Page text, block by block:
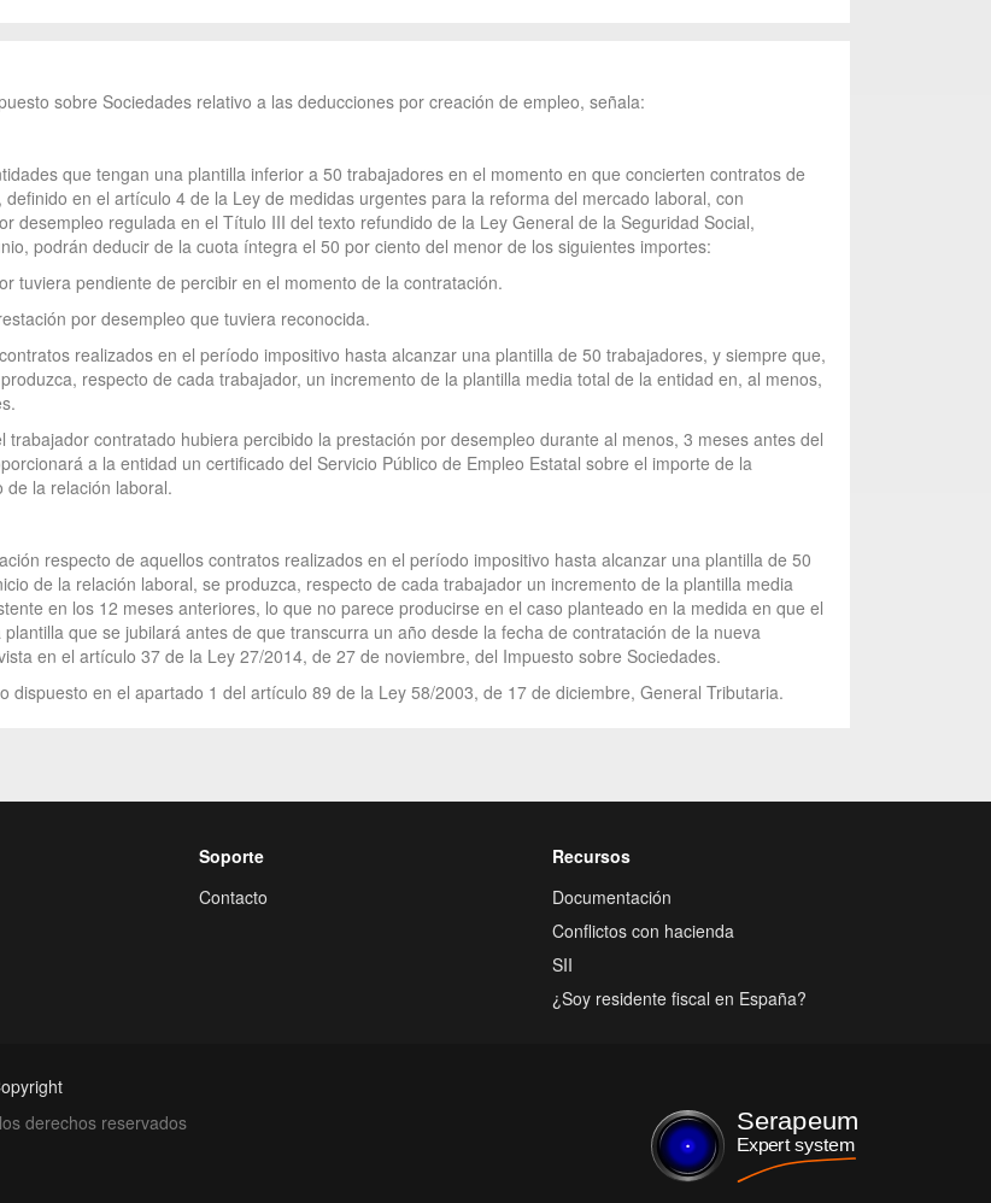
sobre Sociedades relativo a las deducciones por creación de empleo, señala:
que tengan una plantilla inferior a 50 trabajadores en el momento en que concierten contratos de
en el artículo 4 de la Ley de medidas urgentes para la reforma del mercado laboral, con
desempleo regulada en el Título III del texto refundido de la Ley General de la Seguridad Social,
podrán deducir de la cuota íntegra el 50 por ciento del menor de los siguientes importes:
tuviera pendiente de percibir en el momento de la contratación.
por desempleo que tuviera reconocida.
realizados en el período impositivo hasta alcanzar una plantilla de 50 trabajadores, y siempre que,
respecto de cada trabajador, un incremento de la plantilla media total de la entidad en, al menos,
contratado hubiera percibido la prestación por desempleo durante al menos, 3 meses antes del
a la entidad un certificado del Servicio Público de Empleo Estatal sobre el importe de la
la relación laboral.
respecto de aquellos contratos realizados en el período impositivo hasta alcanzar una plantilla de 50
de la relación laboral, se produzca, respecto de cada trabajador un incremento de la plantilla media
en los 12 meses anteriores, lo que no parece producirse en el caso planteado en la medida en que el
que se jubilará antes de que transcurra un año desde la fecha de contratación de la nueva
en el artículo 37 de la Ley 27/2014, de 27 de noviembre, del Impuesto sobre Sociedades.
dispuesto en el apartado 1 del artículo 89 de la Ley 58/2003, de 17 de diciembre, General Tributaria.
Soporte
Contacto
Recursos
Documentación
Conflictos con hacienda
SII
¿Soy residente fiscal en España?
derechos reservados